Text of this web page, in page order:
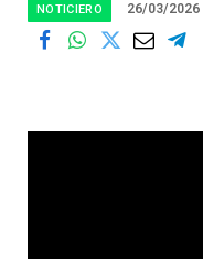
NOTICIERO 26/03/2026